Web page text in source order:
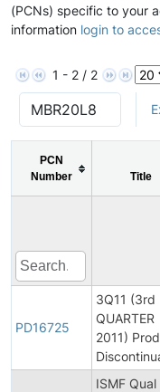
(PCNs) specific to your
information login to
1 - 2 / 2
PCN
Number
Title
PD16725
3Q11 (3rd
QUARTER
2011)
ISMF